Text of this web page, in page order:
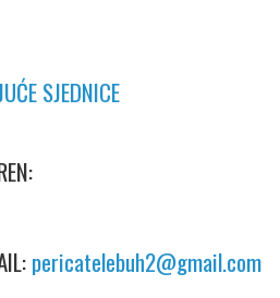
SJEDNICE
pericatelebuh2@gmail.com